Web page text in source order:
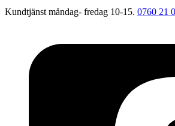
Kundtjänst måndag- fredag 10-15. 0760 21